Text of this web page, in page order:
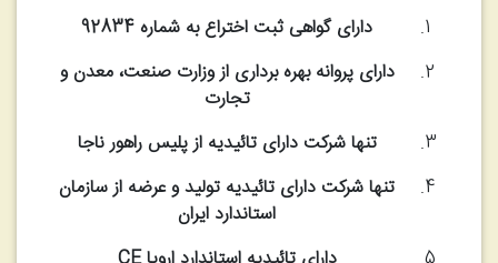
دارای گواهی ثبت اختراع به شماره 92834
دارای پروانه بهره برداری از وزارت صنعت، معدن و
تجارت
تنها شرکت دارای تائیدیه از پلیس راهور ناجا
تنها شرکت دارای تائیدیه تولید و عرضه از سازمان
استاندارد ایران